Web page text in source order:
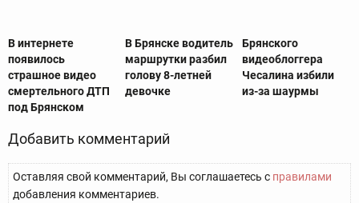
В интернете
появилось
страшное видео
смертельного ДТП
под Брянском
В Брянске водитель
маршрутки разбил
голову 8-летней
девочке
Брянского
видеоблоггера
Чесалина избили
из-за шаурмы
Добавить комментарий
Оставляя свой комментарий, Вы соглашаетесь с правилами
добавления комментариев.